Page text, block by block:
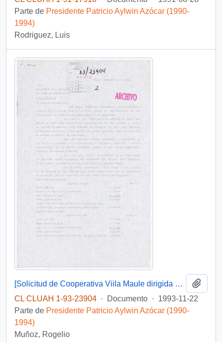
Parte de Presidente Patricio Aylwin Azócar (1990-
1994)
Rodriguez, Luis
[Solicitud de Cooperativa Viila Maule dirigida al Presidente Patricio Aylwin]
CL CLUAH 1-93-23904 · Documento · 1993-11-22
Parte de Presidente Patricio Aylwin Azócar (1990-
1994)
Muñoz, Rogelio